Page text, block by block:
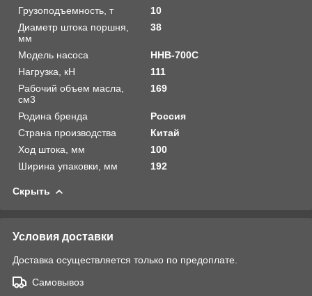
Грузоподъемность, т
10
Диаметр штока поршня,
мм
38
Модель насоса
HHB-700C
Нагрузка, кН
111
Рабочий объем масла,
см3
169
Родина бренда
Россия
Страна производства
Китай
Ход штока, мм
100
Ширина упаковки, мм
192
Скрыть
Условия доставки
Доставка осуществляется только по предоплате.
Самовывоз